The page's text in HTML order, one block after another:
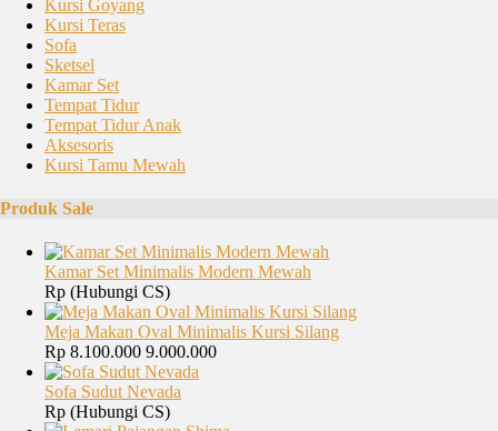
Kursi Goyang
Kursi Teras
Sofa
Sketsel
Kamar Set
Tempat Tidur
Tempat Tidur Anak
Aksesoris
Kursi Tamu Mewah
Produk Sale
Kamar Set Minimalis Modern Mewah
Rp (Hubungi CS)
Meja Makan Oval Minimalis Kursi Silang
Rp 8.100.000 9.000.000
Sofa Sudut Nevada
Rp (Hubungi CS)